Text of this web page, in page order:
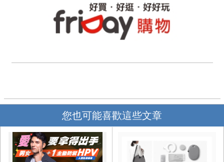
您也可能喜歡這些文章